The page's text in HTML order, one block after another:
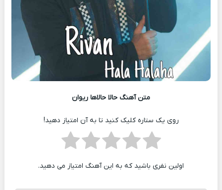
متن آهنگ حالا حالاها ریوان
روی یک ستاره کلیک کنید تا به آن امتیاز دهید!
اولین نفری باشید که به این آهنگ امتیاز می دهید.